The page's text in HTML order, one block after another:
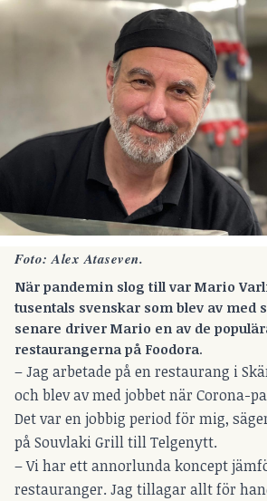
Foto: Alex Ataseven.
När pandemin slog till var Mario
tusentals svenskar som blev av med
senare driver Mario en av de
restaurangerna på Foodora.
– Jag arbetade på en restaurang i
och blev av med jobbet när Corona-
Det var en jobbig period för mig,
på Souvlaki Grill till Telgenytt.
– Vi har ett annorlunda koncept
restauranger. Jag tillagar allt för